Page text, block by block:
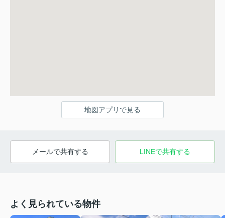
地図アプリで見る
メールで共有する LINEで共有する
よく見られている物件